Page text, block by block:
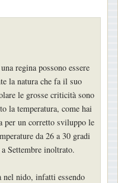
regina possono essere
la natura che fa il suo
le grosse criticità sono
la temperatura, come hai
per un corretto sviluppo le
da 26 a 30 gradi
Settembre inoltrato.
nido, infatti essendo